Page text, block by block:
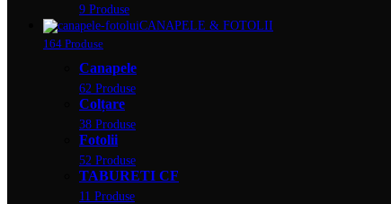
9 Produse
CANAPELE & FOTOLII
164 Produse
Canapele
62 Produse
Colțare
38 Produse
Fotolii
52 Produse
TABURETI CF
11 Produse